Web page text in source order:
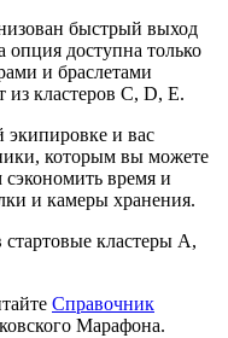
быстрый выход
опция доступна только
и браслетами
из кластеров C, D, E.
экипировке и вас
которым вы можете
время и
и камеры хранения.
кластеры A,
Справочник
Марафона.